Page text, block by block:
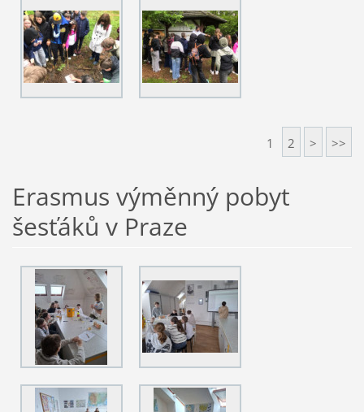
1 2 > >>
Erasmus výměnný pobyt
šesťáků v Praze